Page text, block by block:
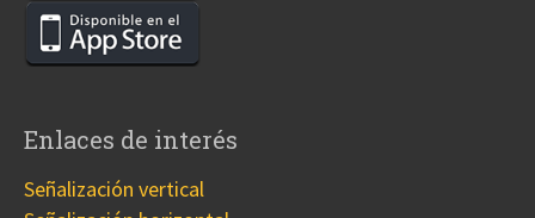
Enlaces de interés
Señalización vertical